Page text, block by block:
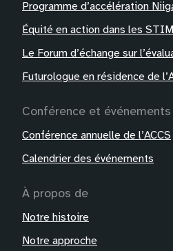
Programme d’accélération
Équité en action dans les STIM
Le Forum d’échange sur
Futurologue en résidence de
Conférence et événements
Conférence annuelle de l’ACCS
Calendrier des événements
À propos de
Notre histoire
Notre approche